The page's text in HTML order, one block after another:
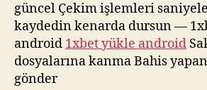
güncel Çekim işlemleri
kaydedin kenarda dursun —
android 1xbet yükle android
dosyalarına kanma Bahis
gönder